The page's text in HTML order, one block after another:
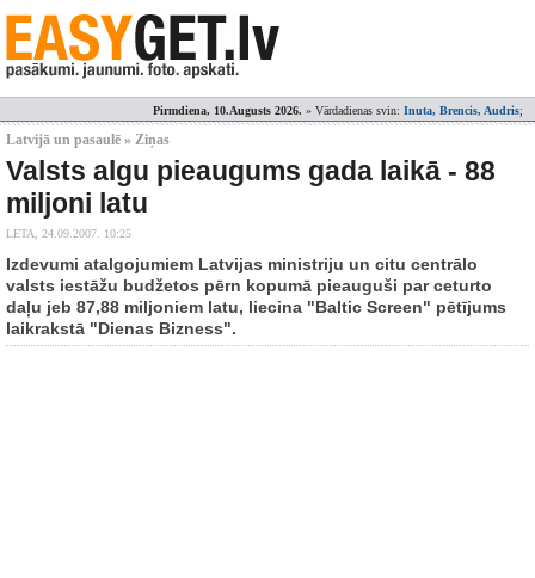
Pirmdiena, 10.Augusts 2026. » Vārdadienas svin: Inuta, Brencis, Audris;
Latvijā un pasaulē » Ziņas
Valsts algu pieaugums gada laikā - 88
miljoni latu
LETA, 24.09.2007. 10:25
Izdevumi atalgojumiem Latvijas ministriju un citu centrālo
valsts iestāžu budžetos pērn kopumā pieauguši par ceturto
daļu jeb 87,88 miljoniem latu, liecina "Baltic Screen" pētījums
laikrakstā "Dienas Bizness".